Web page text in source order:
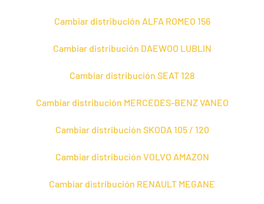
Cambiar distribución ALFA ROMEO 156
Cambiar distribución DAEWOO LUBLIN
Cambiar distribución SEAT 128
Cambiar distribución MERCEDES-BENZ VANEO
Cambiar distribución SKODA 105 / 120
Cambiar distribución VOLVO AMAZON
Cambiar distribución RENAULT MEGANE